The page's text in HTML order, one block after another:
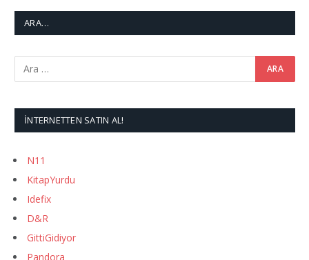
ARA…
İNTERNETTEN SATIN AL!
N11
KitapYurdu
Idefix
D&R
GittiGidiyor
Pandora